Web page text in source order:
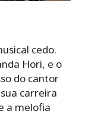
cedo.
Hori, e o
do cantor
carreira
a melofia